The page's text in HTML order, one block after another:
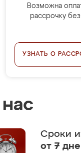
Возможна
рассрочку без
УЗНАТЬ О
Сроки
от 7